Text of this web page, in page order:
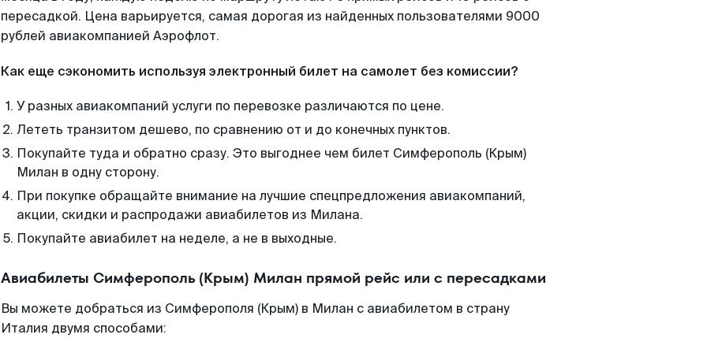
пересадкой. Цена варьируется, самая дорогая из найденных пользователями 9000
рублей авиакомпанией Аэрофлот.
Как еще сэкономить используя электронный билет на самолет без комиссии?
У разных авиакомпаний услуги по перевозке различаются по цене.
Лететь транзитом дешево, по сравнению от и до конечных пунктов.
Покупайте туда и обратно сразу. Это выгоднее чем билет Симферополь (Крым)
Милан в одну сторону.
При покупке обращайте внимание на лучшие спецпредложения авиакомпаний,
акции, скидки и распродажи авиабилетов из Милана.
Покупайте авиабилет на неделе, а не в выходные.
Авиабилеты Симферополь (Крым) Милан прямой рейс или с пересадками
Вы можете добраться из Симферополя (Крым) в Милан с авиабилетом в страну
Италия двумя способами: